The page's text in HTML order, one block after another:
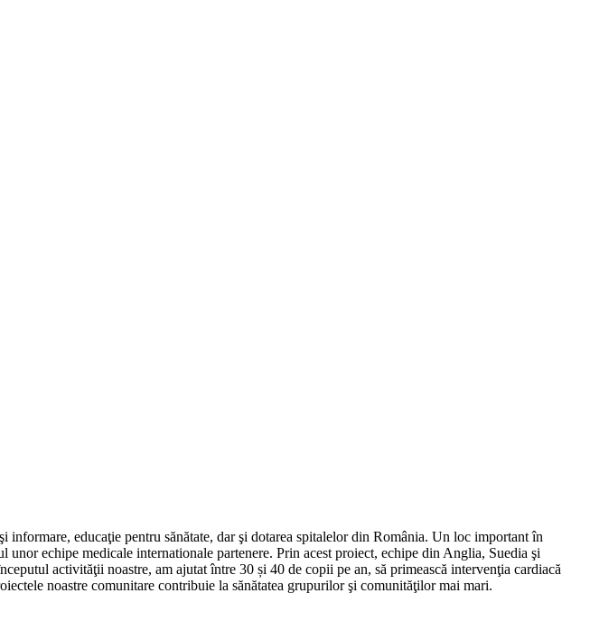
educaţie pentru sănătate, dar şi dotarea spitalelor din România. Un loc important în
echipe medicale internationale partenere. Prin acest proiect, echipe din Anglia, Suedia şi
activităţii noastre, am ajutat între 30 și 40 de copii pe an, să primească intervenţia cardiacă
noastre comunitare contribuie la sănătatea grupurilor şi comunităţilor mai mari.